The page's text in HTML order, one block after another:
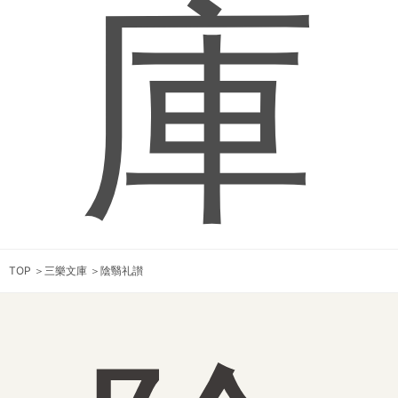
庫
TOP ＞ 三樂文庫＞ 陰翳礼讃